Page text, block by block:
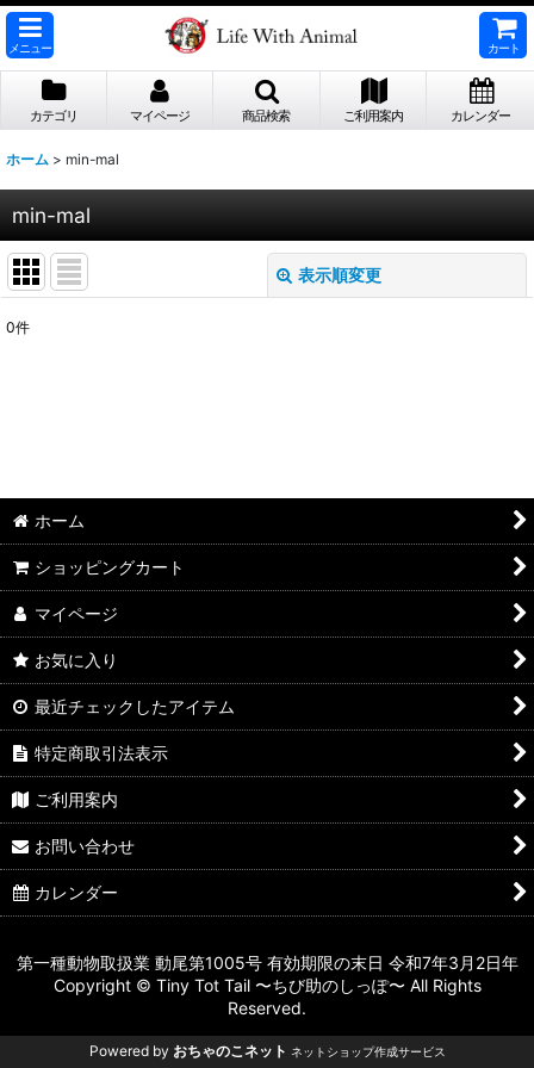
メニュー カート
カテゴリ マイページ 商品検索 ご利用案内 カレンダー
ホーム > min-mal
min-mal
表示順変更
0件
ホーム
ショッピングカート
マイページ
お気に入り
最近チェックしたアイテム
特定商取引法表示
ご利用案内
お問い合わせ
カレンダー
第一種動物取扱業 動尾第1005号 有効期限の末日 令和7年3月2日年
Copyright © Tiny Tot Tail 〜ちび助のしっぽ〜 All Rights
Reserved.
Powered by おちゃのこネット ネットショップ作成サービス